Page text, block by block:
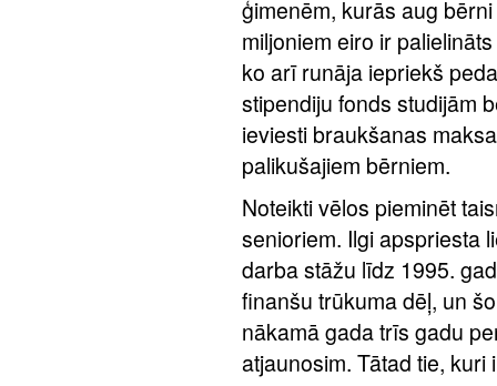
ģimenēm, kurās aug
miljoniem eiro ir
ko arī runāja iepriekš
stipendiju fonds studijām
ieviesti braukšanas
palikušajiem bērniem.
Noteikti vēlos pieminēt
senioriem. Ilgi apspriesta
darba stāžu līdz 1995.
finanšu trūkuma dēļ, un
nākamā gada trīs gadu
atjaunosim. Tātad tie,